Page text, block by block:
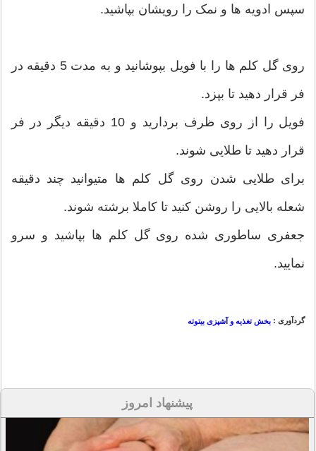
سپس ادویه ها و نمک را رویشان بپاشید.
روی گل کلم ها را با فویل بپوشانید و به مدت 5 دقیقه در
فر قرار دهید تا بپزد.
فویل را از روی ظرف بردارید و 10 دقیقه دیگر در فر
قرار دهید تا طلایی شوند.
برای طلایی شدن روی گل کلم ها متیوانید چند دقیقه
شعله بالایی را روشن کنید تا کاملا برشته شوند.
جعفری ساطوری شده روی گل کلم ها بپاشید و سرو
نمایید.
گردآوری : بخش تغذیه و آشپزی بیتوته
پیشنهاد امروز